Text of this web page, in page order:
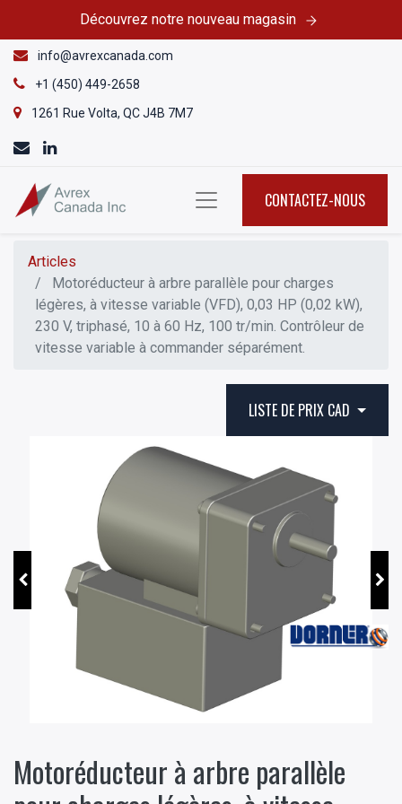
Découvrez notre nouveau magasin
info@avrexcanada.com
+1 (450) 449-2658
1261 Rue Volta, QC J4B 7M7
CONTACTEZ-NOUS
Articles
Motoréducteur à arbre parallèle pour charges
légères, à vitesse variable (VFD), 0,03 HP (0,02 kW),
230 V, triphasé, 10 à 60 Hz, 100 tr/min. Contrôleur de
vitesse variable à commander séparément.
LISTE DE PRIX CAD
Motoréducteur à arbre parallèle